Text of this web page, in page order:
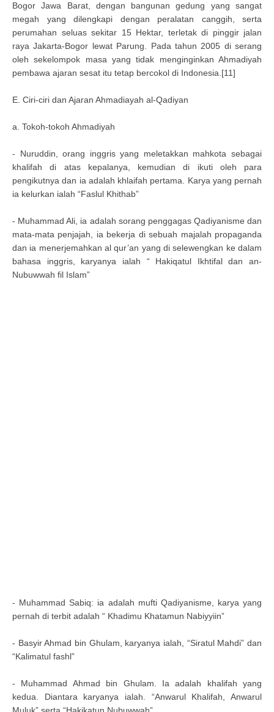
Bogor Jawa Barat, dengan bangunan gedung yang sangat
megah yang dilengkapi dengan peralatan canggih, serta
perumahan seluas sekitar 15 Hektar, terletak di pinggir jalan
raya Jakarta-Bogor lewat Parung. Pada tahun 2005 di serang
oleh sekelompok masa yang tidak menginginkan Ahmadiyah
pembawa ajaran sesat itu tetap bercokol di Indonesia.[11]
E. Ciri-ciri dan Ajaran Ahmadiayah al-Qadiyan
a. Tokoh-tokoh Ahmadiyah
- Nuruddin, orang inggris yang meletakkan mahkota sebagai
khalifah di atas kepalanya, kemudian di ikuti oleh para
pengikutnya dan ia adalah khlaifah pertama. Karya yang pernah
ia kelurkan ialah “Faslul Khithab”
- Muhammad Ali, ia adalah sorang penggagas Qadiyanisme dan
mata-mata penjajah, ia bekerja di sebuah majalah propaganda
dan ia menerjemahkan al qur’an yang di selewengkan ke dalam
bahasa inggris, karyanya ialah “ Hakiqatul Ikhtifal dan an-
Nubuwwah fil Islam”
- Muhammad Sabiq: ia adalah mufti Qadiyanisme, karya yang
pernah di terbit adalah “ Khadimu Khatamun Nabiyyiin”
- Basyir Ahmad bin Ghulam, karyanya ialah, “Siratul Mahdi” dan
“Kalimatul fashl”
- Muhammad Ahmad bin Ghulam. Ia adalah khalifah yang
kedua. Diantara karyanya ialah. “Anwarul Khalifah, Anwarul